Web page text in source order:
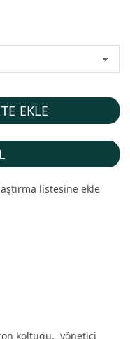
EKLE
listesine ekle
koltuğu
yönetici